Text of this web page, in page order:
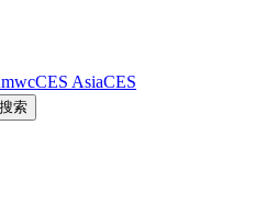
mwcCES AsiaCES